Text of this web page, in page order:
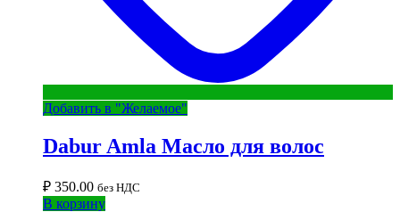
Добавить в "Желаемое"
Dabur Amla Масло для волос
₽ 350.00 без НДС
В корзину